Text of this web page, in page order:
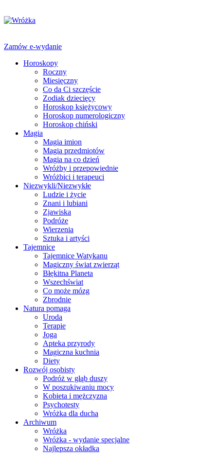
Zamów e-wydanie
Horoskopy
Roczny
Miesięczny
Co da Ci szczęście
Zodiak dziecięcy
Horoskop księżycowy
Horoskop numerologiczny
Horoskop chiński
Magia
Magia imion
Magia przedmiotów
Magia na co dzień
Wróżby i przepowiednie
Wróżbici i terapeuci
Niezwykli/Niezwykłe
Ludzie i życie
Znani i lubiani
Zjawiska
Podróże
Wierzenia
Sztuka i artyści
Tajemnice
Tajemnice Watykanu
Magiczny świat zwierząt
Błękitna Planeta
Wszechświat
Co może mózg
Zbrodnie
Natura pomaga
Uroda
Terapie
Joga
Apteka przyrody
Magiczna kuchnia
Diety
Rozwój osobisty
Podróż w głąb duszy
W poszukiwaniu mocy
Kobieta i mężczyzna
Psychotesty
Wróżka dla ducha
Archiwum
Wróżka
Wróżka - wydanie specjalne
Najlepsza okładka